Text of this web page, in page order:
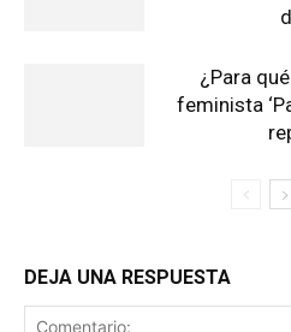
¿Para
feminista
DEJA UNA RESPUESTA